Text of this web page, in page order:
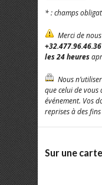
* : champs
Merci de
+32.477.96.46.36
les 24heures
Nous
que celui de
événement. Vos
reprises à des
Sur une carte